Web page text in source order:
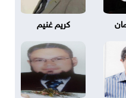
كريم غنيم